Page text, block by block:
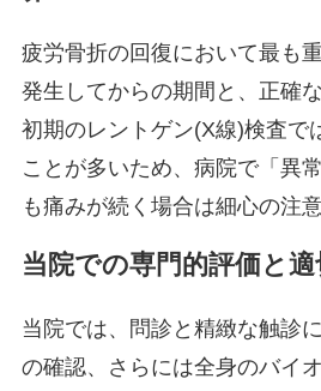
疲労骨折の回復において最も
発生してからの期間と、正確
初期のレントゲン(X線)検査で
ことが多いため、病院で「異
も痛みが続く場合は細心の注
当院での専門的評価と
当院では、問診と精緻な触診
の確認、さらには全身のバイ